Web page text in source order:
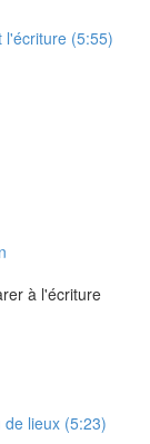
l'écriture (5:55)
à l'écriture
lieux (5:23)